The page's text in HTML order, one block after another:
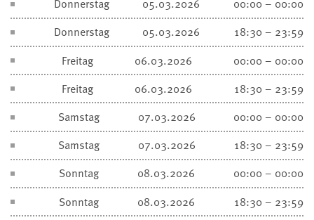
Donnerstag
05.03.2026
00:00 – 00:00
Donnerstag
05.03.2026
18:30 – 23:59
Freitag
06.03.2026
00:00 – 00:00
Freitag
06.03.2026
18:30 – 23:59
Samstag
07.03.2026
00:00 – 00:00
Samstag
07.03.2026
18:30 – 23:59
Sonntag
08.03.2026
00:00 – 00:00
Sonntag
08.03.2026
18:30 – 23:59